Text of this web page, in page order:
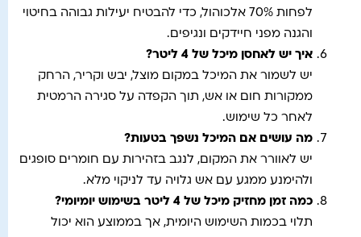
לפחות 70% אלכוהול, כדי להבטיח יעילות גבוהה בחיטוי
והגנה מפני חיידקים ונגיפים.
איך יש לאחסן מיכל של 4 ליטר
?
יש לשמור את המיכל במקום מוצל, יבש וקריר, הרחק
ממקורות חום או אש, תוך הקפדה על סגירה הרמטית
לאחר כל שימוש.
מה עושים אם המיכל נשפך בטעות?
יש לאוורר את המקום, לנגב בזהירות עם חומרים סופגים
ולהימנע ממגע עם אש גלויה עד לניקוי מלא.
כמה זמן מחזיק מיכל של 4 ליטר בשימוש יומיומי
?
תלוי בכמות השימוש היומית, אך בממוצע הוא יכול